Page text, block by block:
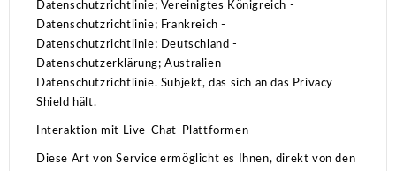
Datenschutzrichtlinie; Vereinigtes Königreich -
Datenschutzrichtlinie; Frankreich -
Datenschutzrichtlinie; Deutschland -
Datenschutzerklärung;Australien -
Datenschutzrichtlinie. Subjekt, das sich an das Privacy
Shield hält.
Interaktion mit Live-Chat-Plattformen
Diese Art von Service ermöglicht es Ihnen, direkt von den